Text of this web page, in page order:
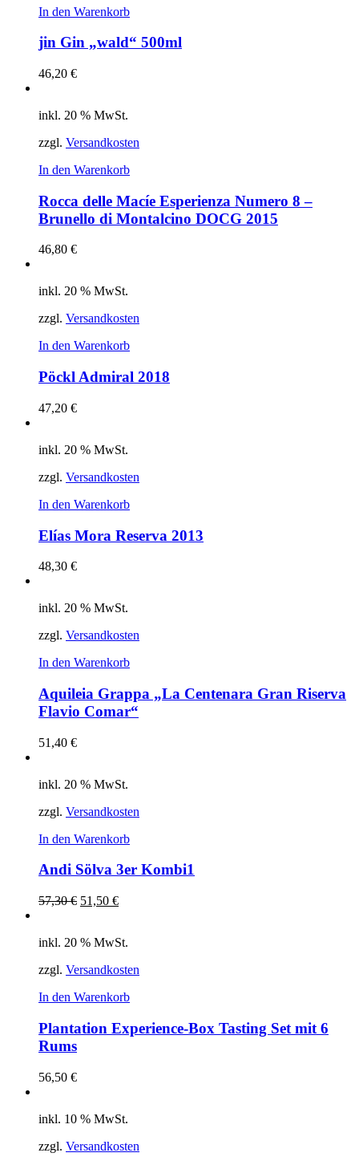
In den Warenkorb
jin Gin „wald“ 500ml
46,20 €
inkl. 20 % MwSt.
zzgl. Versandkosten
In den Warenkorb
Rocca delle Macíe Esperienza Numero 8 –
Brunello di Montalcino DOCG 2015
46,80 €
inkl. 20 % MwSt.
zzgl. Versandkosten
In den Warenkorb
Pöckl Admiral 2018
47,20 €
inkl. 20 % MwSt.
zzgl. Versandkosten
In den Warenkorb
Elías Mora Reserva 2013
48,30 €
inkl. 20 % MwSt.
zzgl. Versandkosten
In den Warenkorb
Aquileia Grappa „La Centenara Gran Riserva
Flavio Comar“
51,40 €
inkl. 20 % MwSt.
zzgl. Versandkosten
In den Warenkorb
Andi Sölva 3er Kombi1
57,30€ 51,50 €
inkl. 20 % MwSt.
zzgl. Versandkosten
In den Warenkorb
Plantation Experience-Box Tasting Set mit 6
Rums
56,50 €
inkl. 10 % MwSt.
zzgl. Versandkosten